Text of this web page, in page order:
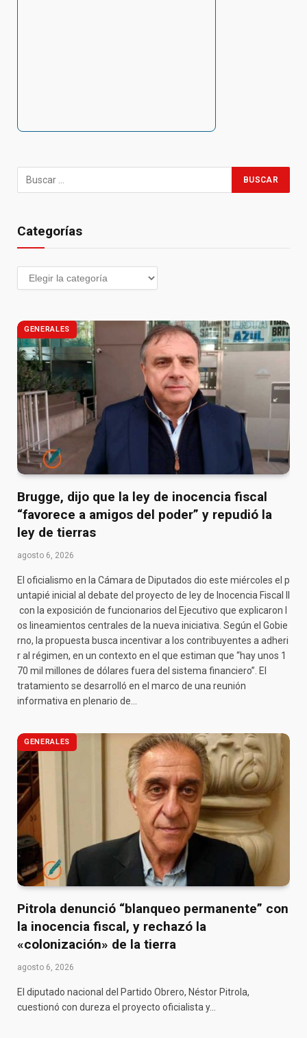
Categorías
GENERALES
Brugge, dijo que la ley de inocencia fiscal
“favorece a amigos del poder” y repudió la
ley de tierras
agosto 6, 2026
El oficialismo en la Cámara de Diputados dio este miércoles el p
untapié inicial al debate del proyecto de ley de Inocencia Fiscal II
con la exposición de funcionarios del Ejecutivo que explicaron l
os lineamientos centrales de la nueva iniciativa. Según el Gobie
rno, la propuesta busca incentivar a los contribuyentes a adheri
r al régimen, en un contexto en el que estiman que “hay unos 1
70 mil millones de dólares fuera del sistema financiero”. El
tratamiento se desarrolló en el marco de una reunión
informativa en plenario de…
GENERALES
Pitrola denunció “blanqueo permanente” con
la inocencia fiscal, y rechazó la
«colonización» de la tierra
agosto 6, 2026
El diputado nacional del Partido Obrero, Néstor Pitrola,
cuestionó con dureza el proyecto oficialista y…